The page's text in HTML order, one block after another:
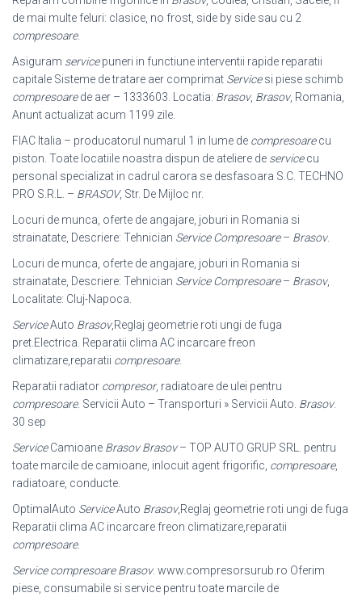
de mai multe feluri: clasice, no frost, side by side sau cu 2
compresoare.
Asiguram servicepuneri in functiune interventii rapide reparatii
capitale Sisteme de tratare aer comprimat Servicesi piese schimb
compresoarede aer – 1333603. Locatia: Brasov, Brasov, Romania,
Anunt actualizat acum 1199 zile.
FIAC Italia – producatorul numarul 1 in lume de compresoarecu
piston. Toate locatiile noastra dispun de ateliere de servicecu
personal specializat in cadrul carora se desfasoara S.C. TECHNO
PRO S.R.L. – BRASOV, Str. De Mijloc nr.
Locuri de munca, oferte de angajare, joburi in Romania si
strainatate, Descriere: Tehnician Service Compresoare– Brasov.
Locuri de munca, oferte de angajare, joburi in Romania si
strainatate, Descriere: Tehnician Service Compresoare– Brasov,
Localitate: Cluj-Napoca.
ServiceAuto Brasov,Reglaj geometrie roti ungi de fuga
pret.Electrica. Reparatii clima AC incarcare freon
climatizare,reparatii compresoare.
Reparatii radiator compresor, radiatoare de ulei pentru
compresoare. Servicii Auto – Transporturi » Servicii Auto. Brasov.
30 sep
ServiceCamioane Brasov Brasov– TOP AUTO GRUP SRL. pentru
toate marcile de camioane, inlocuit agent frigorific, compresoare,
radiatoare, conducte.
OptimalAuto ServiceAuto Brasov,Reglaj geometrie roti ungi de fuga
Reparatii clima AC incarcare freon climatizare,reparatii
compresoare.
Service compresoare Brasov. www.compresorsurub.ro Oferim
piese, consumabile si service pentru toate marcile de